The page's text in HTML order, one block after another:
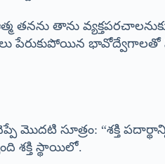
తనను తాను
పేరుకుపోయిన భావోద్వేగాలతో
“శక్తి పదార్థాన్ని
శక్తి స్థాయిలో.